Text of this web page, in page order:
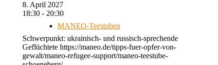
8. April 2027
18:30 - 20:30
MANEO-Teestuben
Schwerpunkt: ukrainisch- und russisch-sprechende
Geflüchtete https://maneo.de/tipps-fuer-opfer-von-
gewalt/maneo-refugee-support/maneo-teestube-